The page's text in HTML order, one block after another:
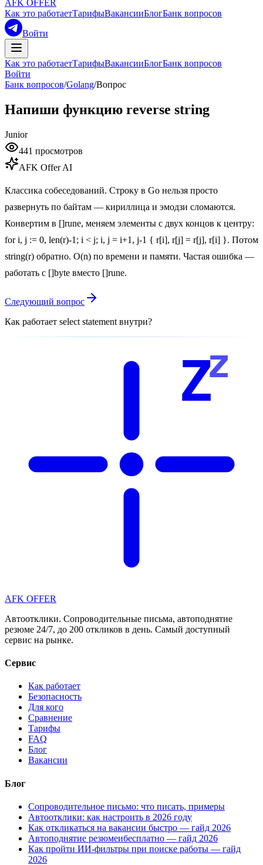
AFK OFFER
Как это работаетТарифыВакансииБлогБанк вопросов
Войти
Как это работаетТарифыВакансииБлогБанк вопросов
Войти
Банк вопросов/Golang/Вопрос
Напиши функцию reverse string
Junior
441 просмотров
AFK Offer AI
Классика собеседований. Строку в Go нельзя просто
развернуть по байтам — кириллица и эмодзи сломаются.
Конвертим в []rune, меняем элементы с двух концов к центру:
for i, j := 0, len(r)-1; i < j; i, j = i+1, j-1 { r[i], r[j] = r[j], r[i] }. Потом
string(r) обратно. O(n) по времени и памяти. Частая ошибка —
работать с []byte вместо []rune.
Следующий вопрос
Как работает select statement внутри?
Zz
AFK OFFER
Автоотклики. Сопроводительные письма, автоподнятие
резюме 24/7, до 200 откликов в день. Самый доступный
сервис на рынке.
Сервис
Как работает
Безопасность
Для кого
Сравнение
Тарифы
FAQ
Блог
Вакансии
Блог
Сопроводительное письмо: что писать, примеры
Автоотклики: как настроить в 2026 году
Как откликаться на вакансии быстро — гайд 2026
Автоподнятие резюмеибесплатно — гайд 2026
Как пройти ИИ-фильтры при поиске работы — гайд
2026